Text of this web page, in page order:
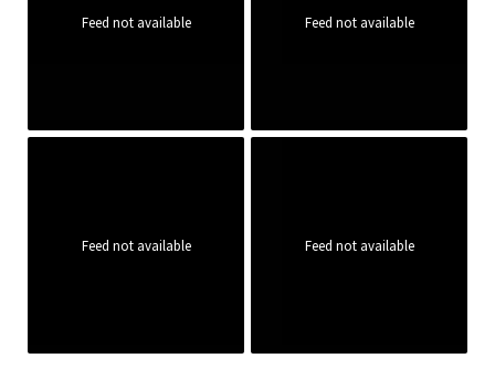
Feed not available Feed not available
Feed not available Feed not available